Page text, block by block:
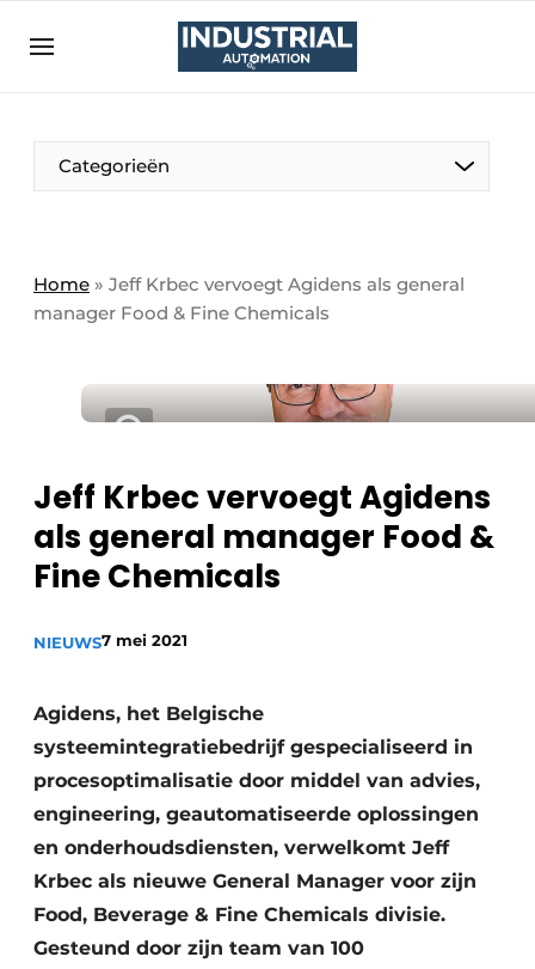
Aanmelden
Bedrijven
Bedrijven
Direct contact
Eigen content aanleveren
Home
Nieuwsbrief
Privacy / Cookie statement
Vacatures
Categorieën
Home » Jeff Krbec vervoegt Agidens als general
manager Food & Fine Chemicals
Jeff Krbec vervoegt Agidens
als general manager Food &
Fine Chemicals
NIEUWS7 mei 2021
Agidens, het Belgische
systeemintegratiebedrijf gespecialiseerd in
procesoptimalisatie door middel van advies,
engineering, geautomatiseerde oplossingen
en onderhoudsdiensten, verwelkomt Jeff
Krbec als nieuwe General Manager voor zijn
Food, Beverage & Fine Chemicals divisie.
Gesteund door zijn team van 100